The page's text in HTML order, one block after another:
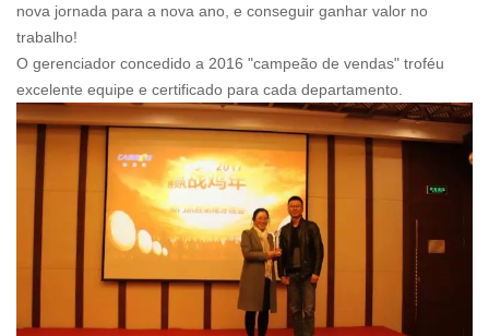
nova jornada para a nova ano, e conseguir ganhar valor no
trabalho!
O gerenciador concedido a 2016 "campeão de vendas" troféu
excelente equipe e certificado para cada departamento.